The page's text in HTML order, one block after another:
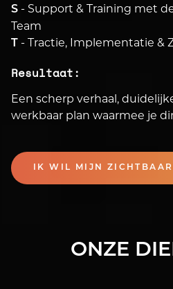
S - Support & Training met
Team
T - Tractie, Implementatie &
Resultaat:
Een scherp verhaal,
werkbaar plan waarmee je
IK WIL MIJN
ONZE